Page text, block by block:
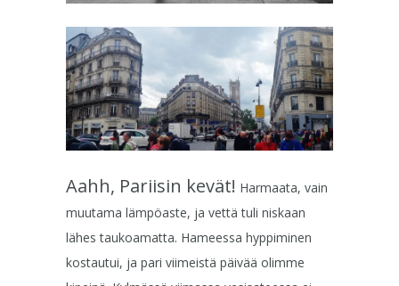
Aahh, Pariisin kevät! Harmaata, vain
muutama lämpöaste, ja vettä tuli niskaan
lähes taukoamatta. Hameessa hyppiminen
kostautui, ja pari viimeistä päivää olimme